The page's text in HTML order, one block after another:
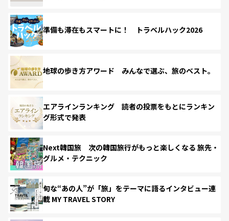
準備も滞在もスマートに！ トラベルハック2026
地球の歩き方アワード みんなで選ぶ、旅のベスト。
エアラインランキング 読者の投票をもとにランキン
グ形式で発表
Next韓国旅 次の韓国旅行がもっと楽しくなる 旅先・
グルメ・テクニック
旬な“あの人”が「旅」をテーマに語るインタビュー連
載 MY TRAVEL STORY